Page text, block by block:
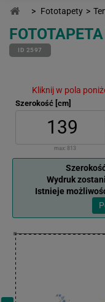
> Fototapety >
ID 2597
Kliknij w pola
Szerokość [cm]
max: 813
Wydruk
Istnieje